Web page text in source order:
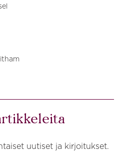
uutiset ja kirjoitukset.